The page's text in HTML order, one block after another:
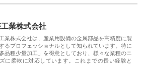
業株式会社
業株式会社は、産業用設備の金属部品を高精度に製
るプロフェッショナルとして知られています。特に
多品種少量加工」を得意としており、様々な業種のニ
に柔軟に対応しています。これまでの長い経験と